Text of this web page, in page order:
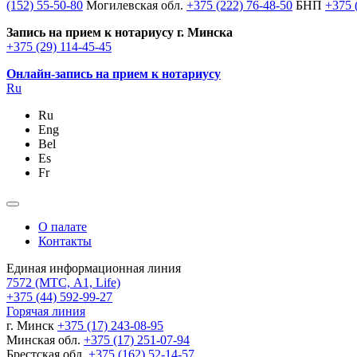
(152) 55-50-80 Могилевская обл. +375 (222) 76-48-50 БНП +375
Запись на прием к нотариусу г. Минска
+375 (29) 114-45-45
Онлайн-запись на прием к нотариусу
Ru
Ru
Eng
Bel
Es
Fr
О палате
Контакты
Единая информационная линия
7572 (МТС, A1, Life)
+375 (44) 592-99-27
Горячая линия
г. Минск +375 (17) 243-08-95
Минская обл. +375 (17) 251-07-94
Брестская обл. +375 (162) 52-14-57